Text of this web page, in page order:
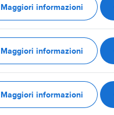
Maggiori informazioni
Maggiori informazioni
Maggiori informazioni